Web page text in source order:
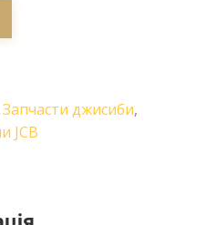
Запчасти джисиби,
JCB